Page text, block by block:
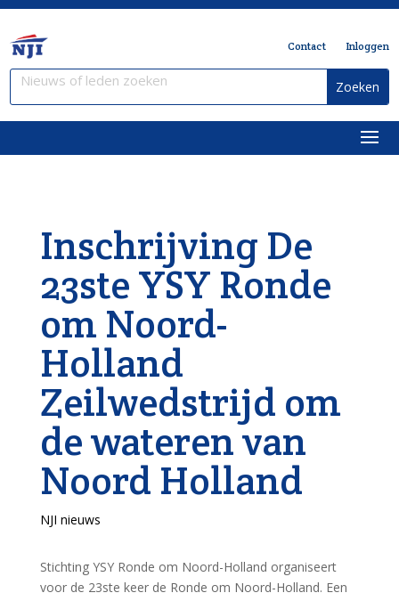
Contact Inloggen
Inschrijving De
23ste YSY Ronde
om Noord-
Holland
Zeilwedstrijd om
de wateren van
Noord Holland
NJI nieuws
Stichting YSY Ronde om Noord-Holland organiseert
voor de 23ste keer de Ronde om Noord-Holland. Een